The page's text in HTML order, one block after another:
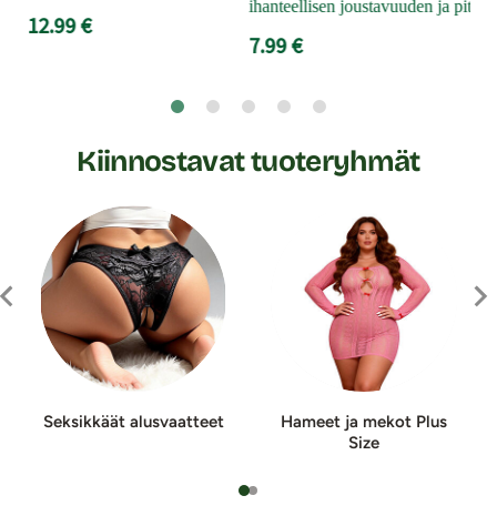
12.99 €
ihanteellisen joustavuuden ja
7.99 €
Kiinnostavat tuoteryhmät
Seksikkäät alusvaatteet
Hameet ja mekot Plus
Size